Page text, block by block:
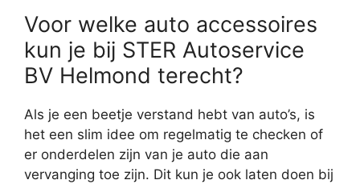
Voor welke auto accessoires
kun je bij STER Autoservice
BV Helmond terecht?
Als je een beetje verstand hebt van auto’s, is
het een slim idee om regelmatig te checken of
er onderdelen zijn van je auto die aan
vervanging toe zijn. Dit kun je ook laten doen bij